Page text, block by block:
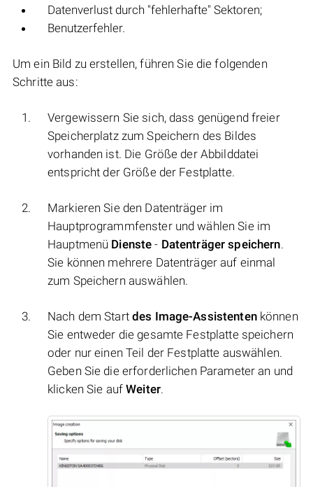
Datenverlust durch "fehlerhafte" Sektoren;
Benutzerfehler.
Um ein Bild zu erstellen, führen Sie die folgenden
Schritte aus:
Vergewissern Sie sich, dass genügend freier
Speicherplatz zum Speichern des Bildes
vorhanden ist. Die Größe der Abbilddatei
entspricht der Größe der Festplatte.
Markieren Sie den Datenträger im
Hauptprogrammfenster und wählen Sie im
Hauptmenü Dienste - Datenträger speichern.
Sie können mehrere Datenträger auf einmal
zum Speichern auswählen.
Nach dem Start des Image-Assistentenkönnen
Sie entweder die gesamte Festplatte speichern
oder nur einen Teil der Festplatte auswählen.
Geben Sie die erforderlichen Parameter an und
klicken Sie aufWeiter.